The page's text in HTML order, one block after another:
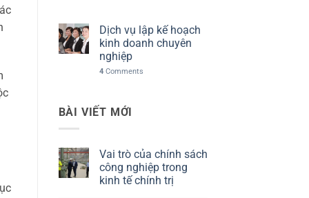
Dịch vụ lập kế hoạch
kinh doanh chuyên
nghiệp
4Comments
BÀI VIẾT MỚI
Vai trò của chính sách
công nghiệp trong
kinh tế chính trị